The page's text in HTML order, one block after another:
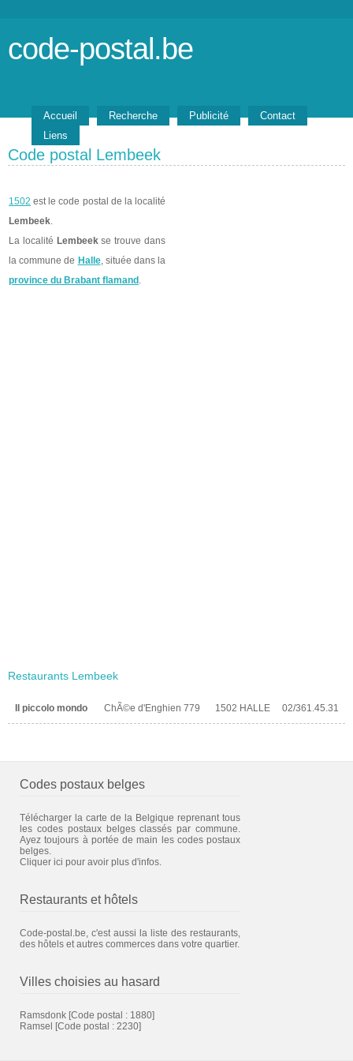
code-postal.be
Accueil Recherche Publicité
Contact
Liens
Code postal Lembeek
1502 est le code postal de la localité
Lembeek.
La localité Lembeekse trouve dans
la commune de Halle, située dans la
province du Brabant flamand .
Restaurants Lembeek
Il piccolo mondo ChÃ©e d'Enghien 779 1502 HALLE 02/361.45.31
Codes postaux belges
Télécharger la carte de la Belgique reprenant tous
les codes postaux belges classés par commune.
Ayez toujours à portée de main les codes postaux
belges.
Cliquer ici pour avoir plus d'infos.
Restaurants et hôtels
Code-postal.be, c'est aussi la liste des restaurants,
des hôtels et autres commerces dans votre quartier.
Villes choisies au hasard
Ramsdonk [Code postal : 1880]
Ramsel [Code postal : 2230]